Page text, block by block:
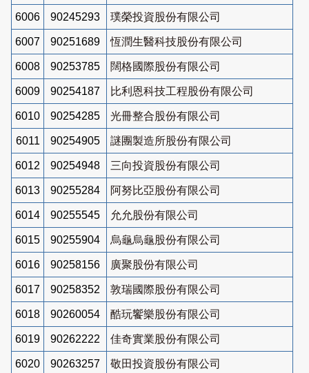
6006 90245293 璞榮投資股份有限公司
6007 90251689 恆潤生醫科技股份有限公司
6008 90253785 闊格國際股份有限公司
6009 90254187 比利恩科技工程股份有限公司
6010 90254285 光冊整合股份有限公司
6011 90254905 謎團製造所股份有限公司
6012 90254948 三向投資股份有限公司
6013 90255284 阿努比亞股份有限公司
6014 90255545 允允股份有限公司
6015 90255904 烏龜烏龜股份有限公司
6016 90258156 廣聚股份有限公司
6017 90258352 敦瑞國際股份有限公司
6018 90260054 酷玩饗樂股份有限公司
6019 90262222 佳奇實業股份有限公司
6020 90263257 敬田投資股份有限公司